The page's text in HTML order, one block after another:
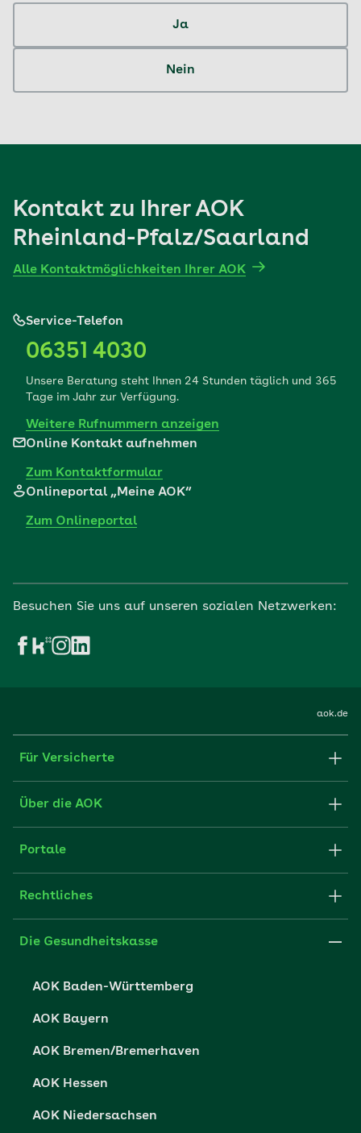
Ja
Nein
Kontakt zu Ihrer AOK
Rheinland-Pfalz/Saarland
Alle Kontaktmöglichkeiten Ihrer AOK
Service-Telefon
06351 4030
Unsere Beratung steht Ihnen 24 Stunden täglich und 365
Tage im Jahr zur Verfügung.
Weitere Rufnummern anzeigen
Online Kontakt aufnehmen
Zum Kontaktformular
Onlineportal „Meine AOK“
Zum Onlineportal
Besuchen Sie uns auf unseren sozialen Netzwerken:
aok.de
Für Versicherte
Formulare und Anträge
FAQ
Über die AOK
Struktur & Verwaltung
Partner der AOK
Portale
Fachportal für Arbeitgeber
Presse- und Politikportal
Vertriebspartner-Service
Rechtliches
Impressum
Die Gesundheitskasse
AOK Baden-Württemberg
AOK Bayern
AOK Bremen/Bremerhaven
AOK Hessen
AOK Niedersachsen